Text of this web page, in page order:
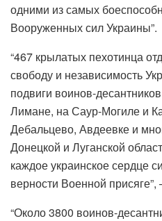
одними из самых
Вооруженных сил Украины”.
“467 крылатых пехотинца
свободу и независимость
подвиги воинов-
Лимане, на Саур-Могиле и
Дебальцево, Авдеевке и
Донецкой и Луганской
каждое украинское сердце
верности Военной присяге”,
“Около 3800 воинов-